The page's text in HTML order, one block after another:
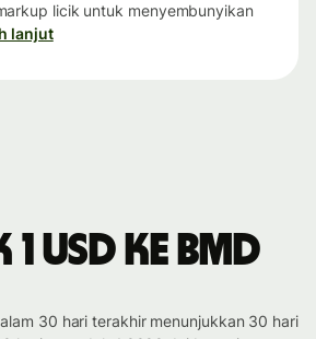
licik untuk menyembunyikan
lanjut
USD ke BMD
30 hari terakhir menunjukkan 30 hari